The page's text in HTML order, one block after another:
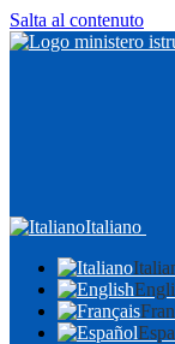
Salta al contenuto
Italiano